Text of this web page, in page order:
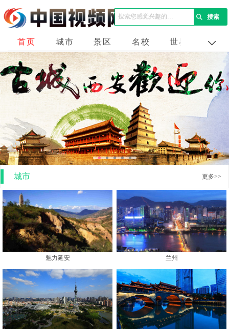
首页 城市 景区 名校 世界 企业
城市 更多>>
魅力延安 兰州